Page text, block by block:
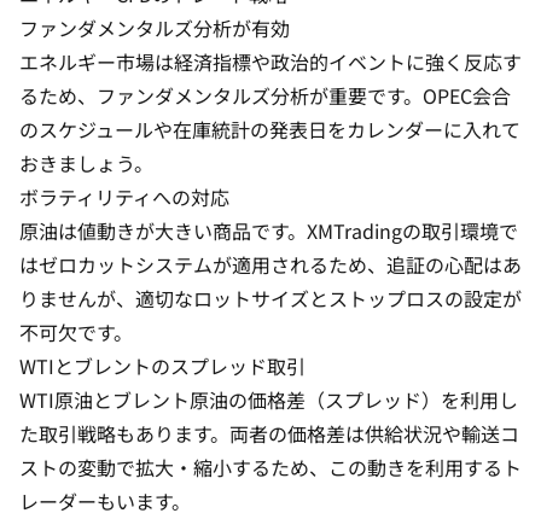
ファンダメンタルズ分析が有効
エネルギー市場は経済指標や政治的イベントに強く反応す
るため、ファンダメンタルズ分析が重要です。OPEC会合
のスケジュールや在庫統計の発表日をカレンダーに入れて
おきましょう。
ボラティリティへの対応
原油は値動きが大きい商品です。 XMTradingの取引環境で
はゼロカットシステムが適用されるため、追証の心配はあ
りませんが、適切なロットサイズとストップロスの設定が
不可欠です。
WTIとブレントのスプレッド取引
WTI原油とブレント原油の価格差（スプレッド）を利用し
た取引戦略もあります。両者の価格差は供給状況や輸送コ
ストの変動で拡大・縮小するため、この動きを利用するト
レーダーもいます。